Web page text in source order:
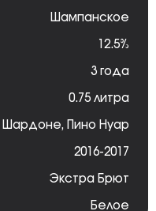
Шампанское
12.5%
3 года
0.75 литра
Шардоне, Пино Нуар
2016-2017
Экстра Брют
Белое